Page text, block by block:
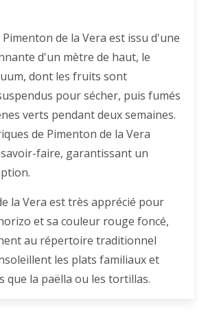
de la Vera est issu d'une
d'un mètre de haut, le
dont les fruits sont
pour sécher, puis fumés
verts pendant deux semaines.
de Pimenton de la Vera
faire, garantissant un
la Vera est très apprécié pour
et sa couleur rouge foncé,
au répertoire traditionnel
les plats familiaux et
que la paëlla ou les tortillas.